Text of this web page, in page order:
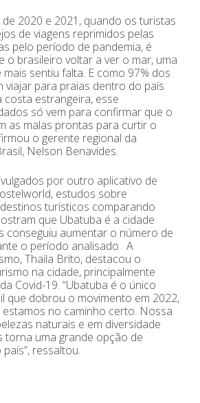
2020 e 2021, quando os turistas
de viagens reprimidos pelas
pelo período de pandemia, é
o brasileiro voltar a ver o mar, uma
sentiu falta. E como 97% dos
viajar para praias dentro do país
costa estrangeira, esse
só vem para confirmar que o
as malas prontas para curtir o
o gerente regional da
Nelson Benavides.
por outro aplicativo de
estudos sobre
turísticos comparando
que Ubatuba é a cidade
conseguiu aumentar o número de
o período analisado. A
Thaila Brito, destacou o
na cidade, principalmente
Covid-19. “Ubatuba é o único
que dobrou o movimento em 2022,
no caminho certo. Nossa
naturais e em diversidade
torna uma grande opção de
ressaltou.